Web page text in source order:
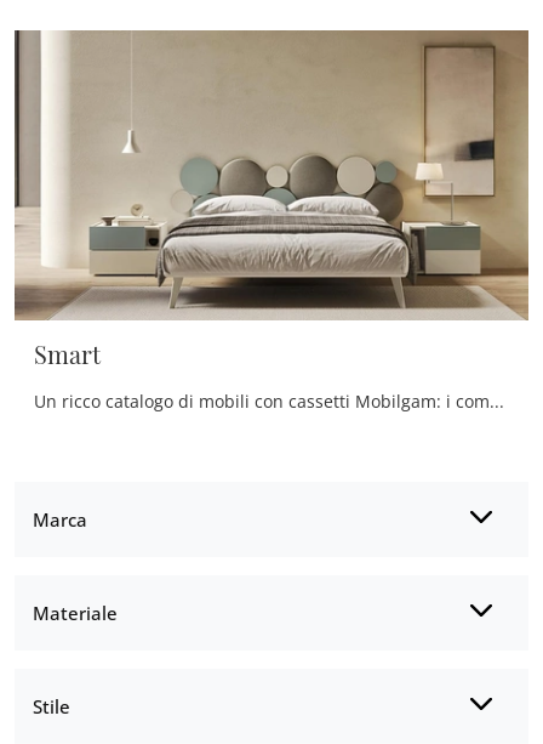
Marca
Materiale
Stile
Smart
Un ricco catalogo di mobili con cassetti Mobilgam: i comodini moderni in laccato opaco, come Smart, sono tra le soluzioni più esclusive.